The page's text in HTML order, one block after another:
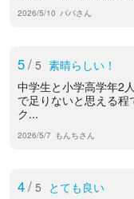
2026/5/10 パパさん
5/ 5 素晴らしい！
中学生と小学高学年2
で足りないと思える
ク...
2026/5/7 もんちさん
4/ 5 とても良い